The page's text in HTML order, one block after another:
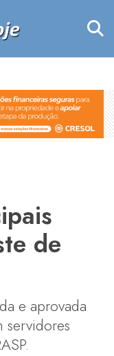
de
e aprovada
servidores